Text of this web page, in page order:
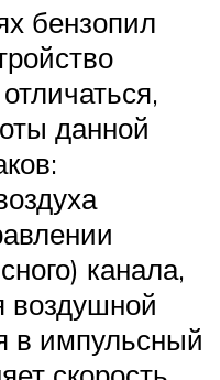
бензопил
данной
канала,
воздушной
в импульсный